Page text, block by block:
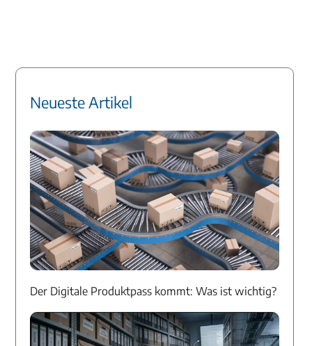
Neueste Artikel
Der Digitale Produktpass kommt: Was ist wichtig?